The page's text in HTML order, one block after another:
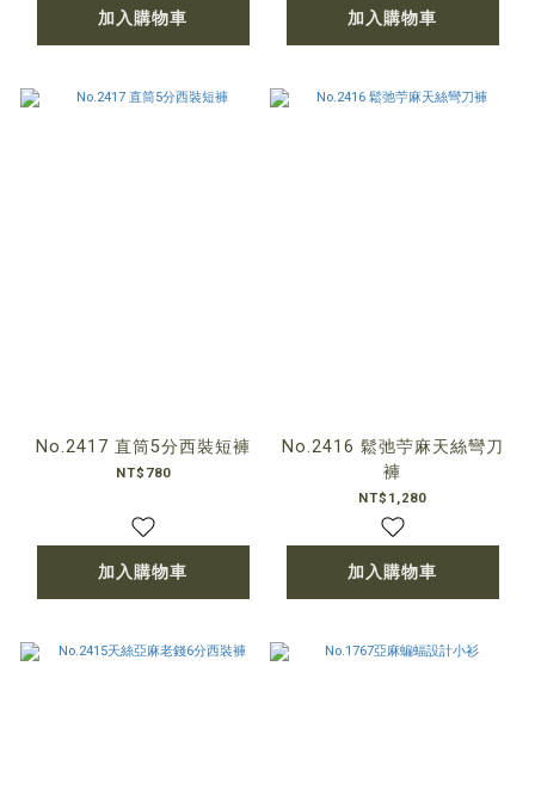
加入購物車 加入購物車
No.2417 直筒5分西裝短褲
NT$780
加入購物車
No.2416 鬆弛苧麻天絲彎刀
褲
NT$1,280
加入購物車